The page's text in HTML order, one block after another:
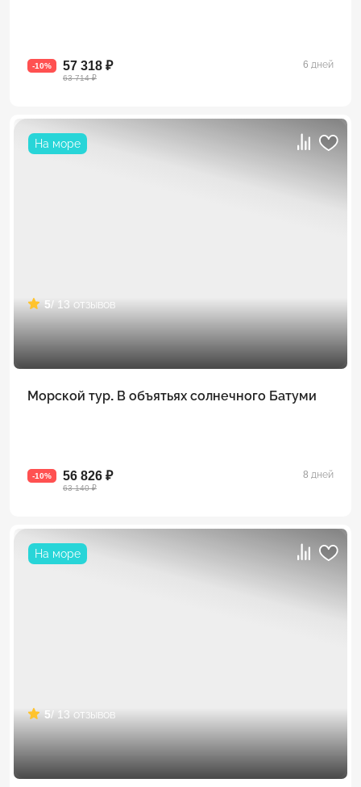
-10% 57 318 ₽
63 714 ₽
6 дней
На море
5/ 13 отзывов
Морской тур. В объятьях солнечного Батуми
-10% 56 826 ₽
63 140 ₽
8 дней
На море
5/ 13 отзывов